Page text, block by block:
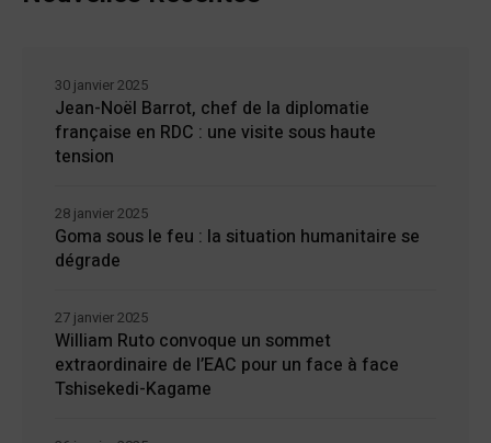
Jean-Noël Barrot, chef de la diplomatie
française en RDC : une visite sous haute
tension
30 janvier 2025
Goma sous le feu : la situation humanitaire se
dégrade
28 janvier 2025
William Ruto convoque un sommet
extraordinaire de l’EAC pour un face à face
Tshisekedi-Kagame
27 janvier 2025